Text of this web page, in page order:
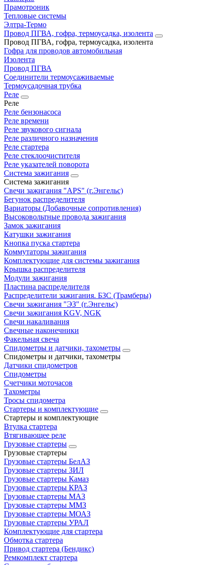
Прамотроник
Тепловые системы
Элтра-Термо
Провод ПГВА, гофра, термоусадка, изолента
Провод ПГВА, гофра, термоусадка, изолента
Гофра для проводов автомобильная
Изолента
Провод ПГВА
Соединители термоусаживаемые
Термоусадочная трубка
Реле
Реле
Реле бензонасоса
Реле времени
Реле звукового сигнала
Реле различного назначения
Реле стартера
Реле стеклоочистителя
Реле указателей поворота
Система зажигания
Система зажигания
Свечи зажигания "APS" (г.Энгельс)
Бегунок распределителя
Вариаторы (Добавочные сопротивления)
Высоковольтные провода зажигания
Замок зажигания
Катушки зажигания
Кнопка пуска стартера
Коммутаторы зажигания
Комплектующие для системы зажигания
Крышка распределителя
Модули зажигания
Пластина распределителя
Распределители зажигания. БЗС (Трамберы)
Свечи зажигания "ЭЗ" (г.Энгельс)
Свечи зажигания KGV, NGK
Свечи накаливания
Свечные наконечники
Факельная свеча
Спидометры и датчики, тахометры
Спидометры и датчики, тахометры
Датчики спидометров
Спидометры
Счетчики моточасов
Тахометры
Тросы спидометра
Стартеры и комплектующие
Стартеры и комплектующие
Втулка стартера
Втягивающее реле
Грузовые стартеры
Грузовые стартеры
Грузовые стартеры БелАЗ
Грузовые стартеры ЗИЛ
Грузовые стартеры Камаз
Грузовые стартеры КРАЗ
Грузовые стартеры МАЗ
Грузовые стартеры ММЗ
Грузовые стартеры МОАЗ
Грузовые стартеры УРАЛ
Комплектующие для стартера
Обмотка стартера
Привод стартера (Бендикс)
Ремкомплект стартера